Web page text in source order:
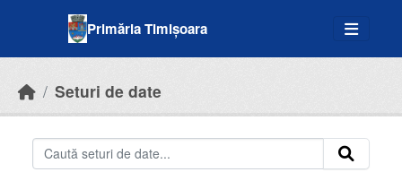
Primăria Timișoara
Seturi de date